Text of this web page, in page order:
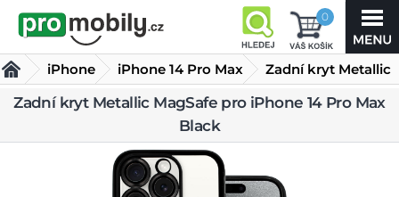
0
iPhone
iPhone 14 Pro Max
Kryty iPhone 14 Pro Max
Zadní kryt Metallic
MagSafe pro
iPhone 14 Pro Max Black
Zadní kryt Metallic MagSafe pro iPhone 14 Pro Max
Black